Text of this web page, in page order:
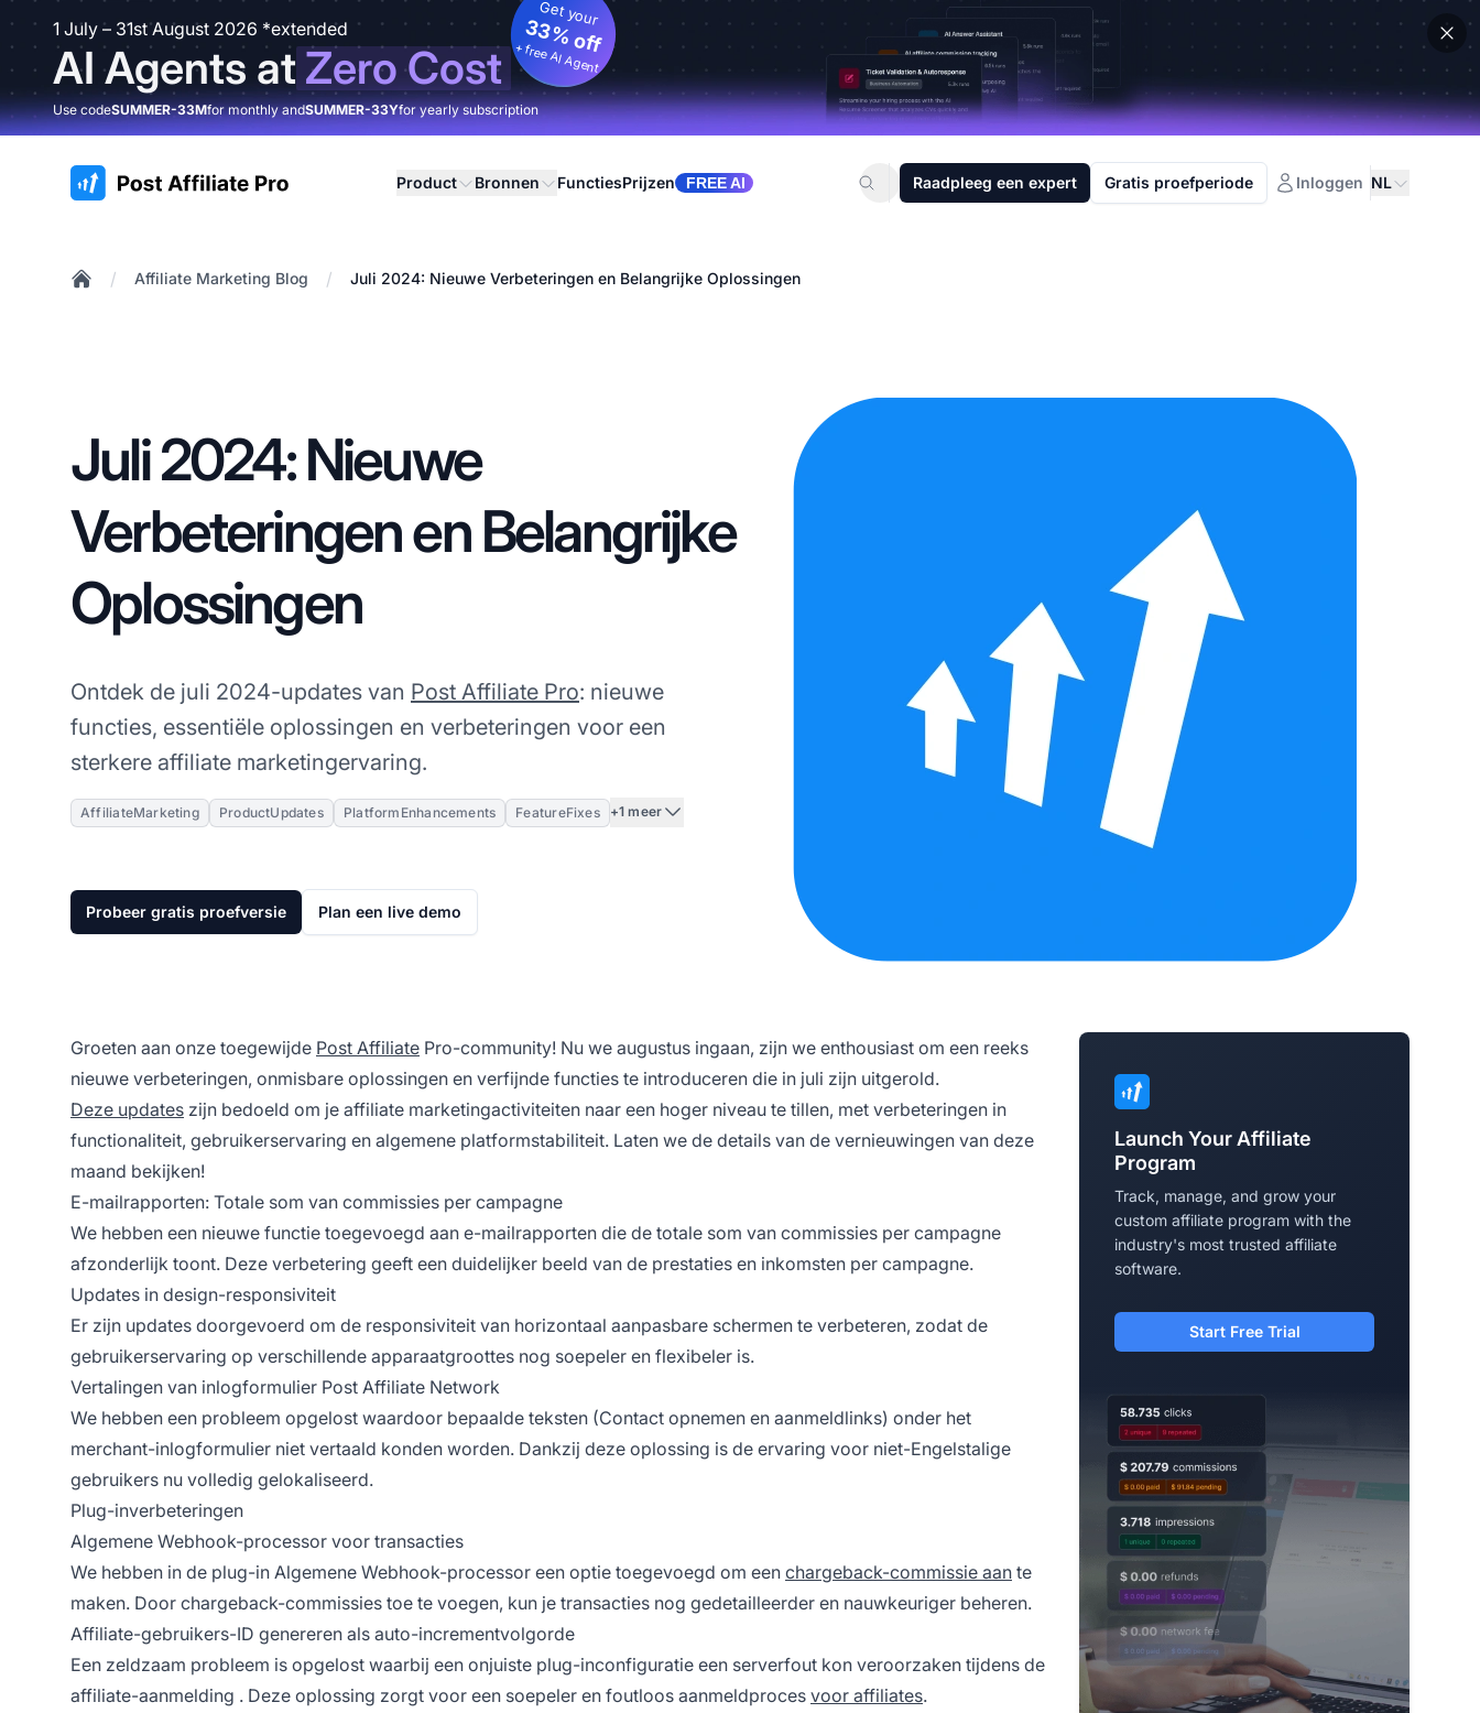
1 July – 31st August 2026 *extended
AI Agents atZero Cost
Get your
33% off
+ free AI Agent
Use codeSUMMER-33Mfor monthly andSUMMER-33Yfor yearly subscription
:site.title Product Bronnen FunctiesPrijzen FREE AI Raadpleeg een expert Gratis proefperiode Inloggen NL
/ Affiliate Marketing Blog / Juli 2024: Nieuwe Verbeteringen en Belangrijke Oplossingen
Juli 2024: Nieuwe
Verbeteringen en Belangrijke
Oplossingen
Ontdek de juli 2024-updates van Post Affiliate Pro: nieuwe
functies, essentiële oplossingen en verbeteringen voor een
sterkere affiliate marketingervaring.
AffiliateMarketing ProductUpdates PlatformEnhancements FeatureFixes +1 meer
Probeer gratis proefversie Plan een live demo
Groeten aan onze toegewijde Post Affiliate Pro-community! Nu we augustus ingaan, zijn we enthousiast om een reeks
nieuwe verbeteringen, onmisbare oplossingen en verfijnde functies te introduceren die in juli zijn uitgerold.
Deze updates zijn bedoeld om je affiliate marketingactiviteiten naar een hoger niveau te tillen, met verbeteringen in
functionaliteit, gebruikerservaring en algemene platformstabiliteit. Laten we de details van de vernieuwingen van deze
maand bekijken!
E-mailrapporten: Totale som van commissies per campagne
We hebben een nieuwe functie toegevoegd aan e-mailrapporten die de totale som van commissies per campagne
afzonderlijk toont. Deze verbetering geeft een duidelijker beeld van de prestaties en inkomsten per campagne.
Updates in design-responsiviteit
Er zijn updates doorgevoerd om de responsiviteit van horizontaal aanpasbare schermen te verbeteren, zodat de
gebruikerservaring op verschillende apparaatgroottes nog soepeler en flexibeler is.
Vertalingen van inlogformulier Post Affiliate Network
We hebben een probleem opgelost waardoor bepaalde teksten (Contact opnemen en aanmeldlinks) onder het
merchant-inlogformulier niet vertaald konden worden. Dankzij deze oplossing is de ervaring voor niet-Engelstalige
gebruikers nu volledig gelokaliseerd.
Plug-inverbeteringen
Algemene Webhook-processor voor transacties
We hebben in de plug-in Algemene Webhook-processor een optie toegevoegd om een chargeback-commissie aan te
maken. Door chargeback-commissies toe te voegen, kun je transacties nog gedetailleerder en nauwkeuriger beheren.
Affiliate-gebruikers-ID genereren als auto-incrementvolgorde
Een zeldzaam probleem is opgelost waarbij een onjuiste plug-inconfiguratie een serverfout kon veroorzaken tijdens de
affiliate-aanmelding . Deze oplossing zorgt voor een soepeler en foutloos aanmeldproces voor affiliates.
Launch Your Affiliate
Program
Track, manage, and grow your
custom affiliate program with the
industry's most trusted affiliate
software.
Start Free Trial